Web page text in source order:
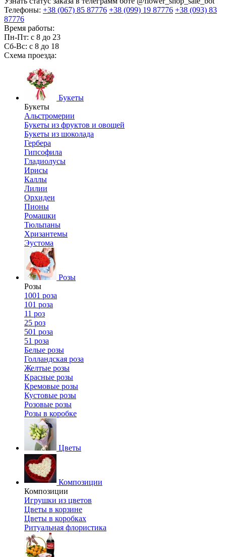
Телефоны: +38 (067) 85 87776 +38 (099) 19 87776 +38 (093) 83
87776
Время работы:
Пн-Пт: с 8 до 23
Сб-Вс: с 8 до 18
Схема проезда:
Букеты
Букеты
Альстромерии
Букеты из фруктов и овощей
Букеты из шоколада
Гербера
Гипсофила
Гладиолусы
Ирисы
Каллы
Лилии
Орхидеи
Пионы
Ромашки
Тюльпаны
Хризантемы
Эустома
Розы
Розы
1001 роза
101 роза
11 роз
25 роз
501 роза
51 роза
Белые розы
Голландская роза
Желтые розы
Красные розы
Кремовые розы
Кустовые розы
Розовые розы
Розы в коробке
Цветы
Композиции
Композиции
Игрушки из цветов
Цветы в корзине
Цветы в коробках
Ритуальная флористика